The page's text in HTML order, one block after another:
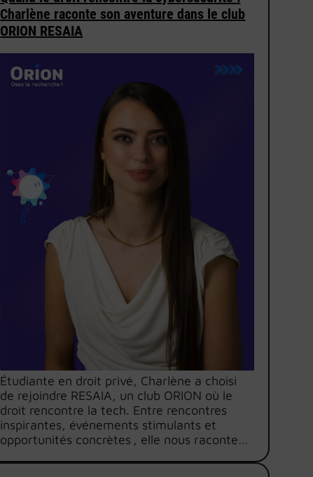
Charlène raconte son aventure dans le club
ORION RESAIA
Étudiante en droit privé, Charlène a choisi
de rejoindre RESAIA, un club ORION où le
droit rencontre la tech. Entre rencontres
inspirantes, événements stimulants et
opportunités concrètes , elle nous raconte…